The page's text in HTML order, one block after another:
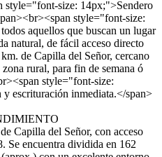
style="font-size: 14px;">Sendero
style="font-size:
aquellos que buscan un lugar
natural, de fácil acceso directo
de Capilla del Señor, cercano
rural, para fin de semana ó
style="font-size:
escrituración inmediata.</span>
Capilla del Señor, con acceso
Se encuentra dividida en 162